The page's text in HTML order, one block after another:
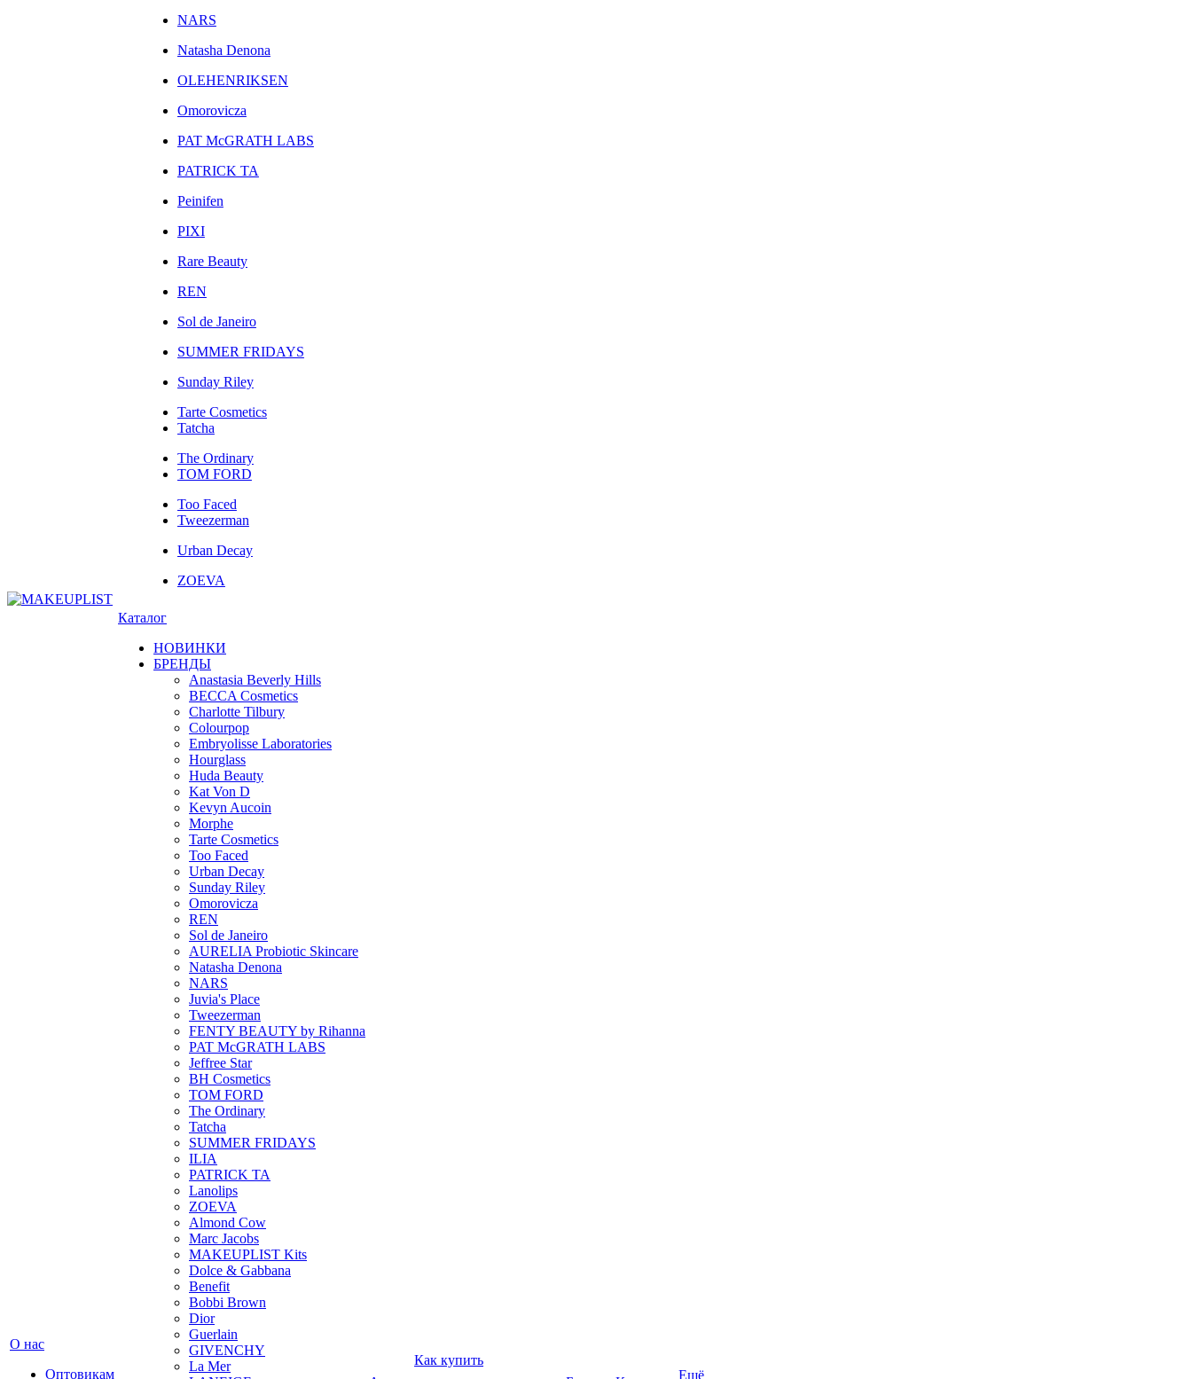
NARS
Natasha Denona
OLEHENRIKSEN
Omorovicza
PAT McGRATH LABS
PATRICK TA
Peinifen
PIXI
Rare Beauty
REN
Sol de Janeiro
SUMMER FRIDAYS
Sunday Riley
Tarte Cosmetics
Tatcha
The Ordinary
TOM FORD
Too Faced
Tweezerman
Urban Decay
ZOEVA
О нас
Оптовикам
Каталог
НОВИНКИ
БРЕНДЫ
Anastasia Beverly Hills
BECCA Cosmetics
Charlotte Tilbury
Colourpop
Embryolisse Laboratories
Hourglass
Huda Beauty
Kat Von D
Kevyn Aucoin
Morphe
Tarte Cosmetics
Too Faced
Urban Decay
Sunday Riley
Omorovicza
REN
Sol de Janeiro
AURELIA Probiotic Skincare
Natasha Denona
NARS
Juvia's Place
Tweezerman
FENTY BEAUTY by Rihanna
PAT McGRATH LABS
Jeffree Star
BH Cosmetics
TOM FORD
The Ordinary
Tatcha
SUMMER FRIDAYS
ILIA
PATRICK TA
Lanolips
ZOEVA
Almond Cow
Marc Jacobs
MAKEUPLIST Kits
Dolce & Gabbana
Benefit
Bobbi Brown
Dior
Guerlain
GIVENCHY
La Mer
Как купить
Ещё